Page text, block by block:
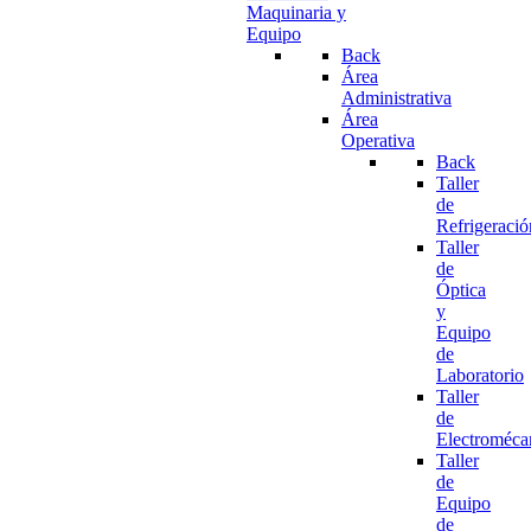
Maquinaria y
Equipo
Back
Área
Administrativa
Área
Operativa
Back
Taller
de
Taller
de
Óptica
y
Equipo
de
Laboratorio
Taller
de
Taller
de
Equipo
de